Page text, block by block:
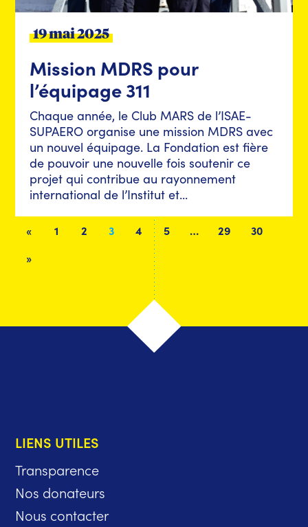
19 mai 2025
Mission MDRS pour
l’équipage 311
Chaque année, le Club MARS de l’ISAE-
SUPAERO organise une mission MDRS avec
un nouvel équipage. La Fondation est fière
de pouvoir une nouvelle fois soutenir ce
projet qui contribue au rayonnement
international de l’Institut et...
« 1 2 3 4 5 … 29
30
»
LIENS UTILES
Transparence
Nos donateurs
Nous contacter